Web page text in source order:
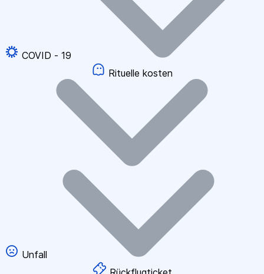
COVID - 19
Rituelle kosten
Unfall